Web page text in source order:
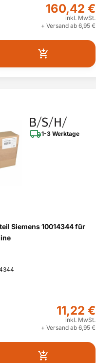
160,42 €
inkl. MwSt.
+ Versand ab 6,95 €
1-3 Werktage
Siemens 10014344 für
11,22 €
inkl. MwSt.
+ Versand ab 6,95 €